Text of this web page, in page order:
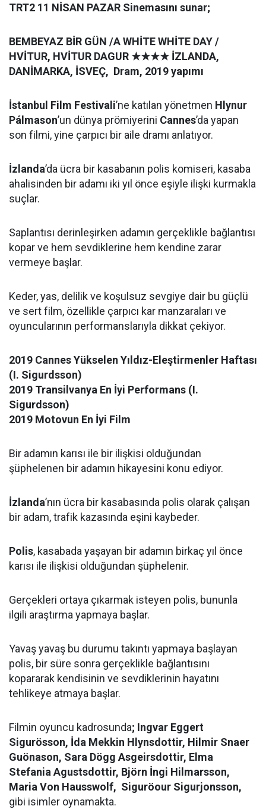
TRT2 11 NİSAN PAZAR Sinemasını sunar;
BEMBEYAZ BİR GÜN /A WHİTE WHİTE DAY /
HVİTUR, HVİTUR DAGUR★★★★ İZLANDA,
DANİMARKA, İSVEÇ, Dram, 2019 yapımı
İstanbul Film Festivali’ne katılan yönetmen Hlynur
Pálmason’un dünya prömiyerini Cannes’da yapan
son filmi, yine çarpıcı bir aile dramı anlatıyor.
İzlanda’da ücra bir kasabanın polis komiseri, kasaba
ahalisinden bir adamı iki yıl önce eşiyle ilişki kurmakla
suçlar.
Saplantısı derinleşirken adamın gerçeklikle bağlantısı
kopar ve hem sevdiklerine hem kendine zarar
vermeye başlar.
Keder, yas, delilik ve koşulsuz sevgiye dair bu güçlü
ve sert film, özellikle çarpıcı kar manzaraları ve
oyuncularının performanslarıyla dikkat çekiyor.
2019 Cannes Yükselen Yıldız-Eleştirmenler Haftası
(I. Sigurdsson)
2019 Transilvanya En İyi Performans (I.
Sigurdsson)
2019 Motovun En İyi Film
Bir adamın karısı ile bir ilişkisi olduğundan
şüphelenen bir adamın hikayesini konu ediyor.
İzlanda’nın ücra bir kasabasında polis olarak çalışan
bir adam, trafik kazasında eşini kaybeder.
Polis, kasabada yaşayan bir adamın birkaç yıl önce
karısı ile ilişkisi olduğundan şüphelenir.
Gerçekleri ortaya çıkarmak isteyen polis, bununla
ilgili araştırma yapmaya başlar.
Yavaş yavaş bu durumu takıntı yapmaya başlayan
polis, bir süre sonra gerçeklikle bağlantısını
kopararak kendisinin ve sevdiklerinin hayatını
tehlikeye atmaya başlar.
Filmin oyuncu kadrosunda; Ingvar Eggert
Sigurösson, İda Mekkin Hlynsdottir, Hilmir Snaer
Guönason, Sara Dögg Asgeirsdottir, Elma
Stefania Agustsdottir, Björn İngi Hilmarsson,
Maria Von Hausswolf, Siguröour Sigurjonsson,
gibi isimler oynamakta.